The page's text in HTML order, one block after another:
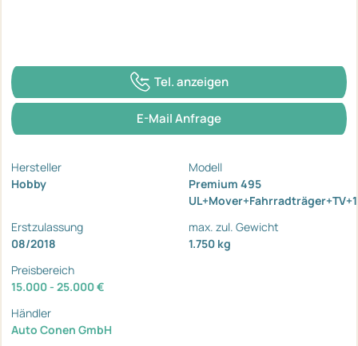
Tel. anzeigen
E-Mail Anfrage
Hersteller
Hobby
Modell
Premium 495
Erstzulassung
08/2018
max. zul. Gewicht
1.750 kg
Preisbereich
15.000 - 25.000 €
Händler
Auto Conen GmbH